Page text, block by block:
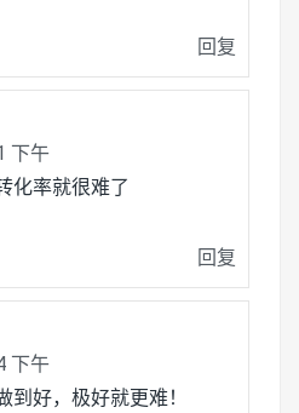
回复
下午
化率就很难了
回复
下午
好，极好就更难！